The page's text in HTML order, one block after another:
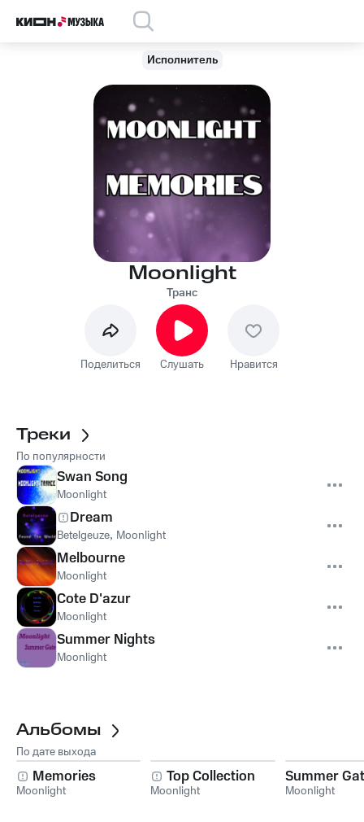
Исполнитель
Moonlight
Транс
Поделиться Слушать Нравится
Треки
По популярности
Swan Song
Moonlight
Dream
Betelgeuze, Moonlight
Melbourne
Moonlight
Cote D'azur
Moonlight
Summer Nights
Moonlight
Альбомы
По дате выхода
Memories
Moonlight
Top Collection
Moonlight
Summer
Moonlight